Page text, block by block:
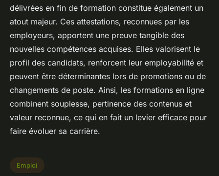
délivrées en fin de formation constitue également un
atout majeur. Ces attestations, reconnues par les
employeurs, apportent une preuve tangible des
nouvelles compétences acquises. Elles valorisent le
profil des candidats, renforcent leur employabilité et
peuvent être déterminantes lors de promotions ou de
changements de poste. Ainsi, les formations en ligne
combinent souplesse, pertinence des contenus et
valeur reconnue, ce qui en fait un levier efficace pour
faire évoluer sa carrière.
Emploi